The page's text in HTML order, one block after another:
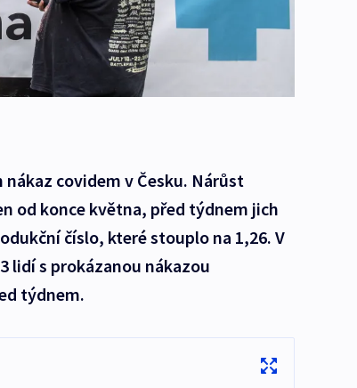
covidem v Česku. Nárůst
od konce května, před týdnem jich
číslo, které stouplo na 1,26. V
lidí s prokázanou nákazou
týdnem.